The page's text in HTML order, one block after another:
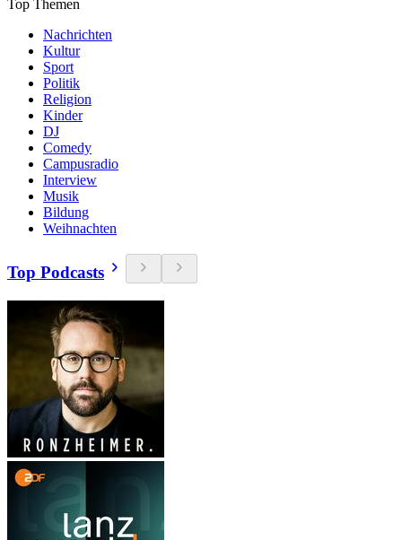
Top Themen
Nachrichten
Kultur
Sport
Politik
Religion
Kinder
DJ
Comedy
Campusradio
Interview
Musik
Bildung
Weihnachten
Top Podcasts